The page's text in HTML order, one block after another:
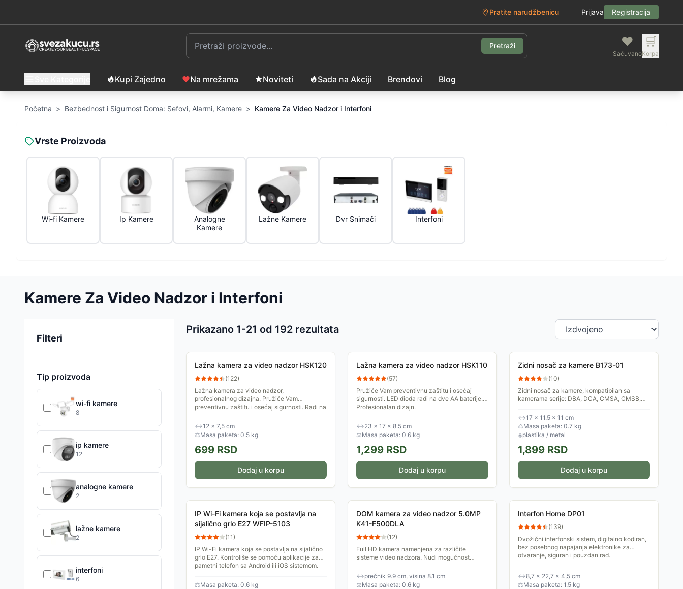
Pratite narudžbenicu Prijava Registracija
Pretraži ❤️
Sačuvano
🛒
Korpa
Kupi Zajedno Na mrežama Noviteti Sada na Akciji Brendovi Blog
Početna > Bezbednost i Sigurnost Doma: Sefovi, Alarmi, Kamere > Kamere Za Video Nadzor i Interfoni
Vrste Proizvoda
Wi-fi Kamere Ip Kamere
Analogne
Kamere
Lažne Kamere Dvr Snimači Interfoni
Kamere Za Video Nadzor i Interfoni
Filteri
Tip proizvoda
wi-fi kamere
8
ip kamere
12
analogne kamere
2
lažne kamere
2
interfoni
6
Prikazano 1-21 od 192 rezultata
Sortiranje proizvoda
Lažna kamera za video nadzor HSK120
(122)
Lažna kamera za video nadzor,
profesionalnog dizajna. Pružiće Vam
preventivnu zaštitu i osećaj sigurnosti. Radi na
↔12 × 7,5 cm
⚖Masa paketa: 0.5 kg
699 RSD
Dodaj u korpu
Lažna kamera za video nadzor HSK110
(57)
Pružiće Vam preventivnu zaštitu i osećaj
sigurnosti. LED dioda radi na dve AA baterije.
Profesionalan dizajn.
↔23 × 17 × 8.5 cm
⚖Masa paketa: 0.6 kg
1,299 RSD
Dodaj u korpu
Zidni nosač za kamere B173-01
(10)
Zidni nosač za kamere, kompatibilan sa
kamerama serije: DBA, DCA, CMSA, CMSB,
montažu odgovarajuće kamere.
↔17 × 11.5 × 11 cm
⚖Masa paketa: 0.7 kg
◈plastika / metal
1,899 RSD
Dodaj u korpu
IP Wi-Fi kamera koja se postavlja na
sijalično grlo E27 WFIP-5103
(11)
IP Wi-Fi kamera koja se postavlja na sijalično
grlo E27. Kontroliše se pomoću aplikacije za
pametni telefon sa Android ili iOS sistemom.
⚖Masa paketa: 0.6 kg
DOM kamera za video nadzor 5.0MP
K41-F500DLA
(12)
Full HD kamera namenjena za različite
sisteme video nadzora. Nudi mogućnost
analognih, tako i digitalnih...
↔prečnik 9.9 cm, visina 8.1 cm
⚖Masa paketa: 0.6 kg
Interfon Home DP01
(139)
Dvožični interfonski sistem, digitalno kodiran,
bez posebnog napajanja elektronike za
otvaranje, siguran i pouzdan rad.
↔8,7 × 22,7 × 4,5 cm
⚖Masa paketa: 1.5 kg